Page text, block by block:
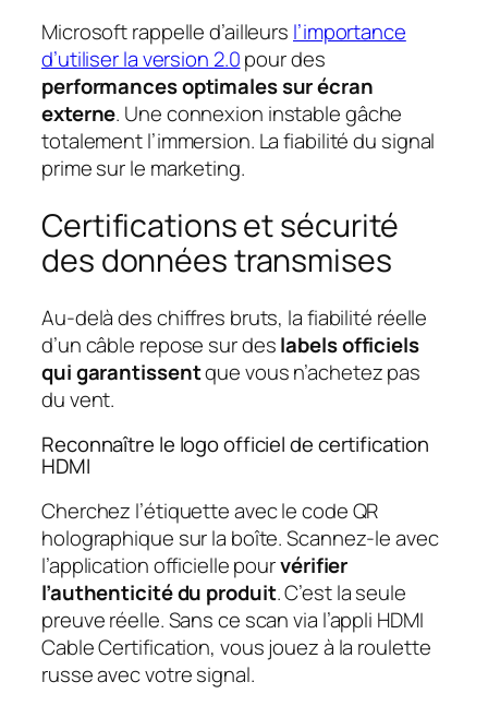
Microsoft rappelle d’ailleurs l’importance
d’utiliser la version 2.0pour des
performances optimales sur écran
externe. Une connexion instable gâche
totalement l’immersion. La fiabilité du signal
prime sur le marketing.
Certifications et sécurité
des données transmises
Au-delà des chiffres bruts, la fiabilité réelle
d’un câble repose sur deslabels officiels
qui garantissentque vous n’achetez pas
du vent.
Reconnaître le logo officiel de certification
HDMI
Cherchez l’étiquette avec le code QR
holographique sur la boîte. Scannez-le avec
l’application officielle pourvérifier
l’authenticité du produit. C’est la seule
preuve réelle. Sans ce scan via l’appli HDMI
Cable Certification, vous jouez à la roulette
russe avec votre signal.